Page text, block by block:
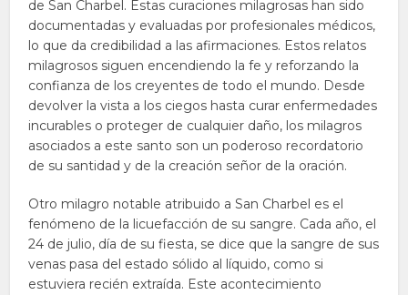
de San Charbel. Estas curaciones milagrosas han sido
documentadas y evaluadas por profesionales médicos,
lo que da credibilidad a las afirmaciones. Estos relatos
milagrosos siguen encendiendo la fe y reforzando la
confianza de los creyentes de todo el mundo. Desde
devolver la vista a los ciegos hasta curar enfermedades
incurables o proteger de cualquier daño, los milagros
asociados a este santo son un poderoso recordatorio
de su santidad y de la creación señor de la oración.
Otro milagro notable atribuido a San Charbel es el
fenómeno de la licuefacción de su sangre. Cada año, el
24 de julio, día de su fiesta, se dice que la sangre de sus
venas pasa del estado sólido al líquido, como si
estuviera recién extraída. Este acontecimiento